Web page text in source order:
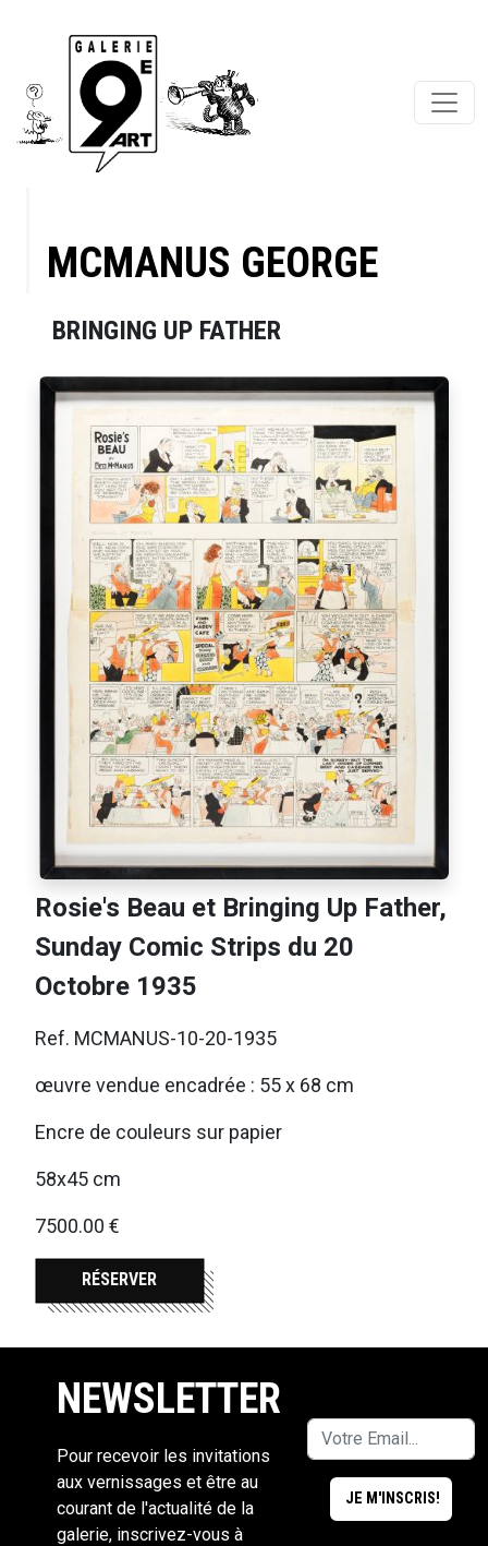
MCMANUS GEORGE
BRINGING UP FATHER
Rosie's Beau et Bringing Up Father,
Sunday Comic Strips du 20
Octobre 1935
Ref. MCMANUS-10-20-1935
œuvre vendue encadrée : 55 x 68 cm
Encre de couleurs sur papier
58x45 cm
7500.00 €
RÉSERVER
NEWSLETTER
Pour recevoir les invitations
aux vernissages et être au
courant de l'actualité de la
galerie, inscrivez-vous à